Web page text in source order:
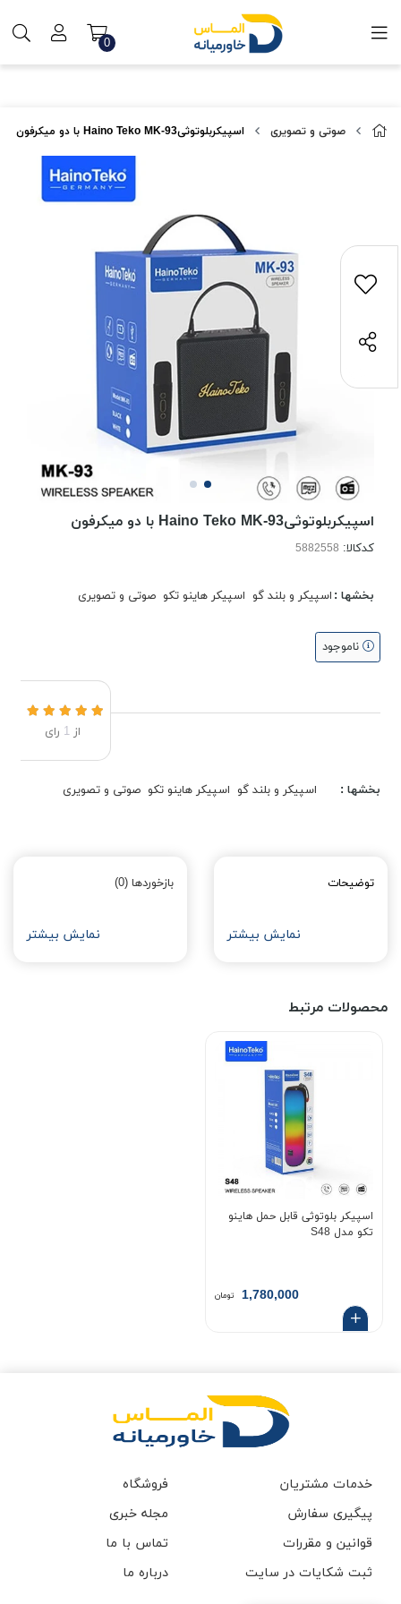
صوتی و تصویری اسپیکربلوتوثیHaino Teko MK-93 با دو میکرفون
اسپیکربلوتوثیHaino Teko MK-93 با دو میکرفون
کدکالا:
بخشها : اسپیکر و بلند گو اسپیکر هاینو تکو صوتی و تصویری
ناموجود
از 1 رای
بخشها : اسپیکر و بلند گو اسپیکر هاینو تکو صوتی و تصویری
توضیحات
نمایش بیشتر
بازخوردها (0)
نمایش بیشتر
محصولات مرتبط
اسپیکر بلوتوثی قابل حمل هاینو
تکو مدل S48
1,780,000 تومان
خدمات مشتریان
پیگیری سفارش
قوانین و مقررات
ثبت شکایات در سایت
فروشگاه
مجله خبری
تماس با ما
درباره ما
0